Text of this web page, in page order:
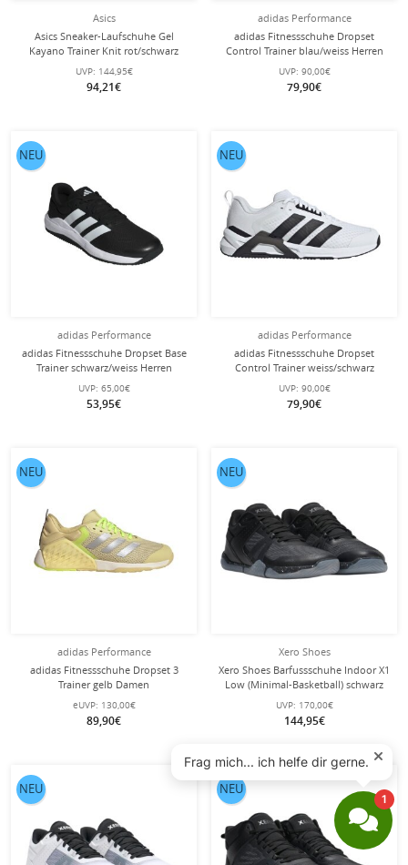
Asics
Asics Sneaker-Laufschuhe Gel
Kayano Trainer Knit rot/schwarz
Damen
UVP: 144,95€
94,21€
adidas Performance
adidas Fitnessschuhe Dropset
Control Trainer blau/weiss Herren
UVP: 90,00€
79,90€
adidas Performance
adidas Fitnessschuhe Dropset Base
Trainer schwarz/weiss Herren
UVP: 65,00€
53,95€
NEU
adidas Performance
adidas Fitnessschuhe Dropset
Control Trainer weiss/schwarz
Herren
UVP: 90,00€
79,90€
NEU
adidas Performance
adidas Fitnessschuhe Dropset 3
Trainer gelb Damen
eUVP: 130,00€
89,90€
NEU
Xero Shoes
Xero Shoes Barfussschuhe Indoor X1
Low (Minimal-Basketball) schwarz
Herren
UVP: 170,00€
144,95€
NEU
NEU NEU